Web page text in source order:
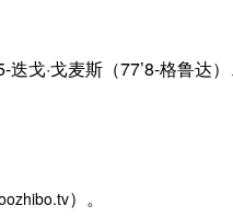
戈·戈麦斯（77’8-格鲁达
）。